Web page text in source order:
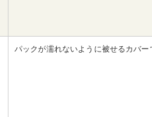
パックが濡れないように被せるカバー